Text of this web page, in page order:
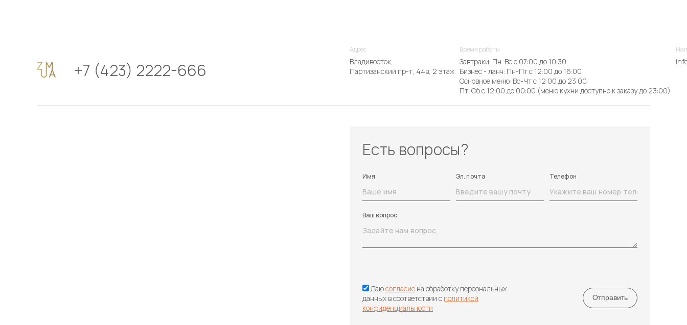
+7 (423) 2222-666
Адрес
Владивосток,
Партизанский пр-т, 44в, 2 этаж
Время работы
Завтраки: Пн-Вс с 07:00 до 10:30
Бизнес - ланч: Пн-Пт с 12:00 до 16:00
Основное меню: Вс-Чт с 12:00 до 23:00
Пт-Сб с 12:00 до 00:00 (меню кухни доступно к заказу до 23:00)
Есть вопросы?
Имя Эл. почта Телефон
Ваш вопрос
Даюсогласие на обработку персональных
данных в соответствии с политикой
конфиденциальности